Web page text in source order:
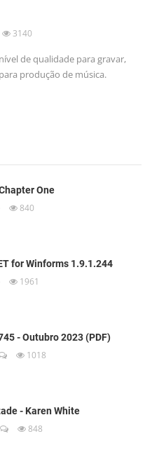
3140
de qualidade para gravar,
produção de música.
One
840
for Winforms 1.9.1.244
1961
- Outubro 2023 (PDF)
1018
- Karen White
848